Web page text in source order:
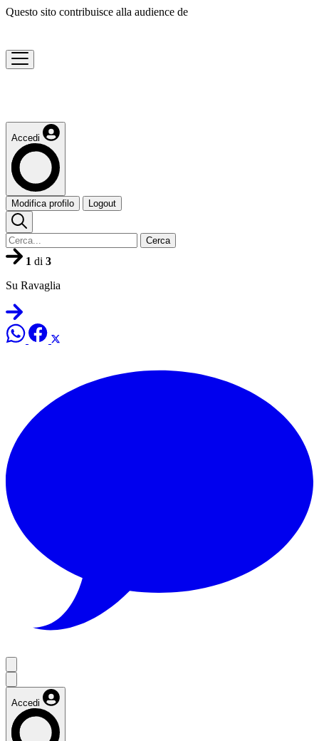
Questo sito contribuisce alla audience de
Accedi
Modifica profilo Logout
Cerca
1 di 3
Su Ravaglia
Accedi